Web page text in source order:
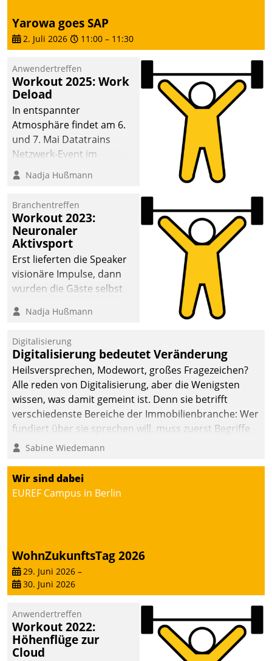
Yarowa goes SAP
2. Juli 2026 11:00 – 11:30
Anwendertreffen
Workout 2025: Work
Deload
In entspannter
Atmosphäre findet am 6.
und 7. Mai Datatrains
Netzwerk-Event im
Kunden- und Partnerkreis
statt. Zentrale Frage: Wie
Mammutprojekte
meistern und Workloads
wuppen – bei zunehmend
anspruchsvollen
Aufgaben und
abnehmendem
Nadja Hußmann
Branchentreffen
Workout 2023:
Neuronaler
Aktivsport
Erst lieferten die Speaker
visionäre Impulse, dann
wurden die Gäste selbst
methodisch
Quartier. Dazwischen
zeigte Datatrain, was es
Neues zu bieten hat.
Nadja Hußmann
Digitalisierung
Digitalisierung bedeutet Veränderung
Heilsversprechen, Modewort, großes Fragezeichen?
Alle reden von Digitalisierung, aber die Wenigsten
wissen, was damit gemeint ist. Denn sie betrifft
verschiedenste Bereiche der Immobilienbranche: Wer
fundiert über sie sprechen will, muss zuerst Begriffe
klären. Ein Aspekt ist die betriebliche Optimierung:
Einsparungen durch optimierte und automatisierte
Prozesse. Doch man darf nicht zu viel erwarten: Allein
mit der Einführung einer neuen Software ist es nicht
Sabine Wiedemann
Wir sind dabei
EUREF Campus in Berlin
WohnZukunftsTag 2026
29. Juni 2026 –
30. Juni 2026
Anwendertreffen
Workout 2022:
Höhenflüge zur
Cloud